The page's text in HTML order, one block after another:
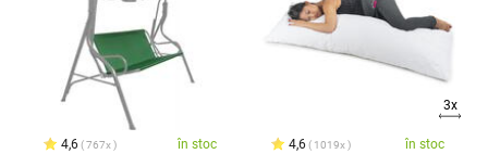
4,6 767x în stoc
3x
4,6 1019x în stoc